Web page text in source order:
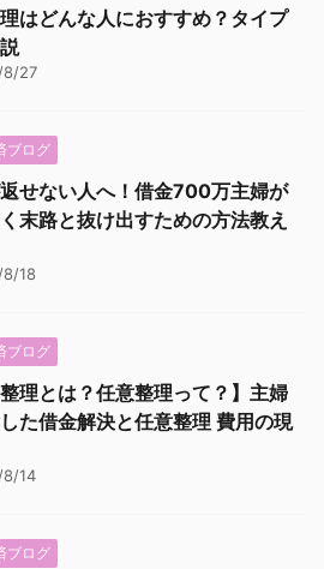
はどんな人におすすめ？タイプ
8/27
ブログ
せない人へ！借金700万主婦が
末路と抜け出すための方法教え
18
ブログ
整理とは？任意整理って？】主婦
た借金解決と任意整理 費用の現
14
ブログ